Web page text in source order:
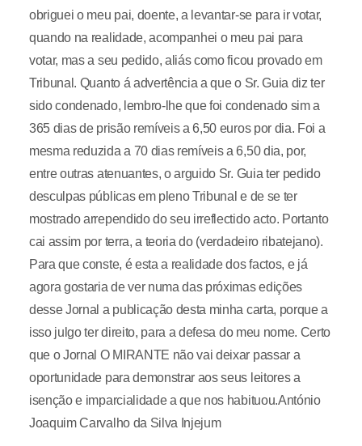
obriguei o meu pai, doente, a levantar-se para ir votar,
quando na realidade, acompanhei o meu pai para
votar, mas a seu pedido, aliás como ficou provado em
Tribunal. Quanto á advertência a que o Sr. Guia diz ter
sido condenado, lembro-lhe que foi condenado sim a
365 dias de prisão remíveis a 6,50 euros por dia. Foi a
mesma reduzida a 70 dias remíveis a 6,50 dia, por,
entre outras atenuantes, o arguido Sr. Guia ter pedido
desculpas públicas em pleno Tribunal e de se ter
mostrado arrependido do seu irreflectido acto. Portanto
cai assim por terra, a teoria do (verdadeiro ribatejano).
Para que conste, é esta a realidade dos factos, e já
agora gostaria de ver numa das próximas edições
desse Jornal a publicação desta minha carta, porque a
isso julgo ter direito, para a defesa do meu nome. Certo
que o Jornal O MIRANTE não vai deixar passar a
oportunidade para demonstrar aos seus leitores a
isenção e imparcialidade a que nos habituou.António
Joaquim Carvalho da Silva Injejum